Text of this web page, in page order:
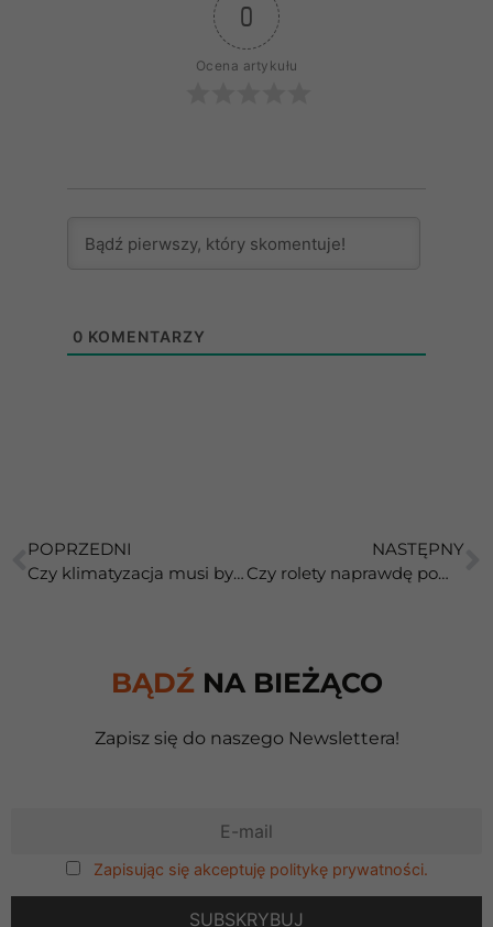
0
Ocena artykułu
0 KOMENTARZY
POPRZEDNI
Czy klimatyzacja musi być ustawiona na 18°C, żeby chłodziła skutecznie?
NASTĘPNY
Czy rolety naprawdę pomagają utrzymać chłód w domu?
BĄDŹ NA BIEŻĄCO
Zapisz się do naszego Newslettera!
Zapisując się akceptuję politykę prywatności.